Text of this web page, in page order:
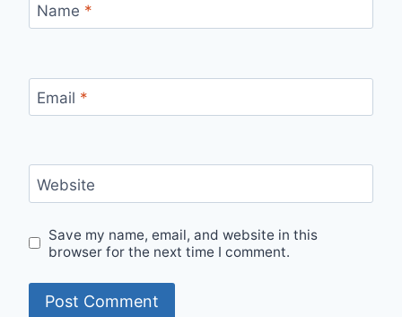
Name *
Email *
Website
Save my name, email, and website in this
browser for the next time I comment.